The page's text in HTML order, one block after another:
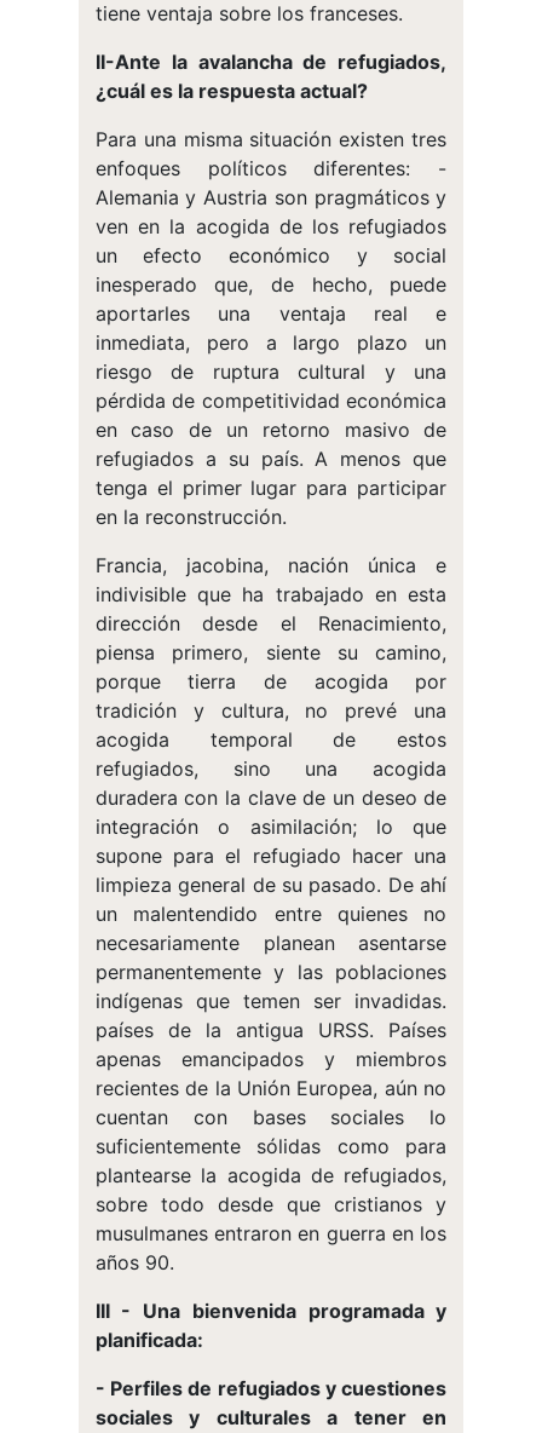
tiene ventaja sobre los franceses.
II-Ante la avalancha de refugiados,
¿cuál es la respuesta actual?
Para una misma situación existen tres
enfoques políticos diferentes: -
Alemania y Austria son pragmáticos y
ven en la acogida de los refugiados
un efecto económico y social
inesperado que, de hecho, puede
aportarles una ventaja real e
inmediata, pero a largo plazo un
riesgo de ruptura cultural y una
pérdida de competitividad económica
en caso de un retorno masivo de
refugiados a su país. A menos que
tenga el primer lugar para participar
en la reconstrucción.
Francia, jacobina, nación única e
indivisible que ha trabajado en esta
dirección desde el Renacimiento,
piensa primero, siente su camino,
porque tierra de acogida por
tradición y cultura, no prevé una
acogida temporal de estos
refugiados, sino una acogida
duradera con la clave de un deseo de
integración o asimilación; lo que
supone para el refugiado hacer una
limpieza general de su pasado. De ahí
un malentendido entre quienes no
necesariamente planean asentarse
permanentemente y las poblaciones
indígenas que temen ser invadidas.
países de la antigua URSS. Países
apenas emancipados y miembros
recientes de la Unión Europea, aún no
cuentan con bases sociales lo
suficientemente sólidas como para
plantearse la acogida de refugiados,
sobre todo desde que cristianos y
musulmanes entraron en guerra en los
años 90.
III - Una bienvenida programada y
planificada:
- Perfiles de refugiados y cuestiones
sociales y culturales a tener en